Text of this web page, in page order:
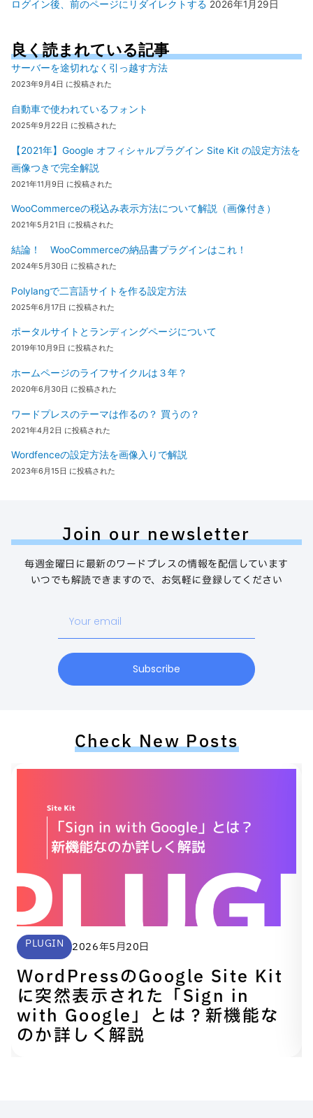
ログイン後、前のページにリダイレクトする 2026年1月29日
良く読まれている記事
サーバーを途切れなく引っ越す方法
2023年9月4日 に投稿された
自動車で使われているフォント
2025年9月22日 に投稿された
【2021年】Google オフィシャルプラグイン Site Kit の設定方法を
画像つきで完全解説
2021年11月9日 に投稿された
WooCommerceの税込み表示方法について解説（画像付き）
2021年5月21日 に投稿された
結論！ WooCommerceの納品書プラグインはこれ！
2024年5月30日 に投稿された
Polylangで二言語サイトを作る設定方法
2025年6月17日 に投稿された
ポータルサイトとランディングページについて
2019年10月9日 に投稿された
ホームページのライフサイクルは３年？
2020年6月30日 に投稿された
ワードプレスのテーマは作るの？ 買うの？
2021年4月2日 に投稿された
Wordfenceの設定方法を画像入りで解説
2023年6月15日 に投稿された
Join our newsletter
毎週金曜日に最新のワードプレスの情報を配信しています
いつでも解読できますので、お気軽に登録してください
email
Subscribe
Check New Posts
PLUGIN 2026年5月20日
WordPressのGoogle Site Kit
に突然表示された「Sign in
with Google」とは？新機能な
のか詳しく解説